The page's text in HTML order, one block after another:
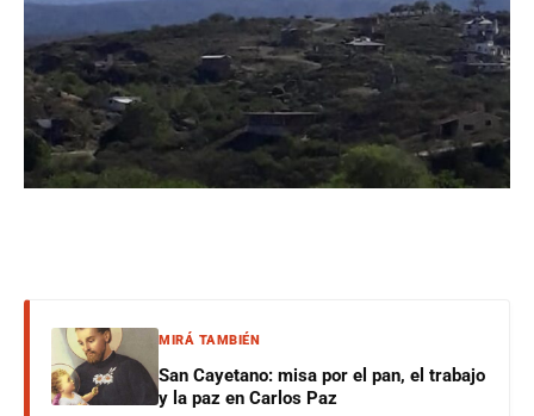
MIRÁ TAMBIÉN
San Cayetano: misa por el pan, el trabajo
y la paz en Carlos Paz